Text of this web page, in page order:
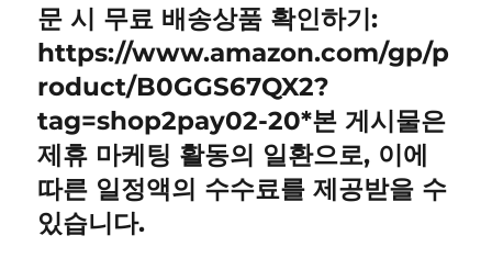
문 시 무료 배송상품 확인하기:
https://www.amazon.com/gp/p
roduct/B0GGS67QX2?
tag=shop2pay02-20*본 게시물은
제휴 마케팅 활동의 일환으로, 이에
따른 일정액의 수수료를 제공받을 수
있습니다.